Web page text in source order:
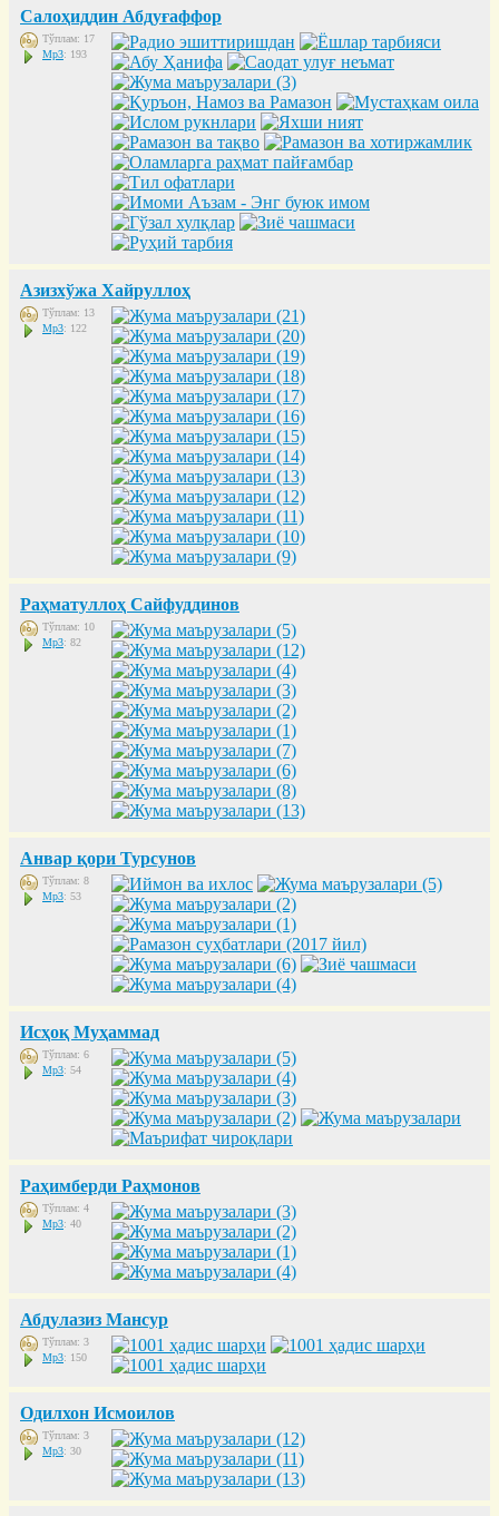
Салоҳиддин Абдуғаффор
Тўплам: 17
Mp3: 193
Азизхўжа Хайруллоҳ
Тўплам: 13
Mp3: 122
Раҳматуллоҳ Сайфуддинов
Тўплам: 10
Mp3: 82
Анвар қори Турсунов
Тўплам: 8
Mp3: 53
Исҳоқ Муҳаммад
Тўплам: 6
Mp3: 54
Раҳимберди Раҳмонов
Тўплам: 4
Mp3: 40
Абдулазиз Мансур
Тўплам: 3
Mp3: 150
Одилхон Исмоилов
Тўплам: 3
Mp3: 30